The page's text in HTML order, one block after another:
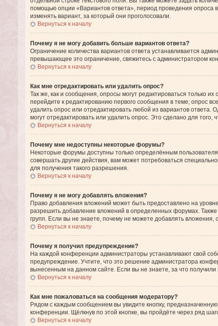
помощью опции «Вариантов ответа», период проведения опроса
изменять вариант, за который они проголосовали.
Вернуться к началу
Почему я не могу добавить больше вариантов ответа?
Ограничение количества вариантов ответа устанавливается
превышающее это ограничение, свяжитесь с администратором
Вернуться к началу
Как мне отредактировать или удалить опрос?
Так же, как и сообщения, опросы могут редактироваться только
перейдите к редактированию первого сообщения в теме; опрос
удалить опрос или отредактировать любой из вариантов ответа.
могут отредактировать или удалить опрос. Это сделано для
Вернуться к началу
Почему мне недоступны некоторые форумы?
Некоторые форумы доступны только определённым
совершать другие действия, вам может потребоваться
для получения такого разрешения.
Вернуться к началу
Почему я не могу добавлять вложения?
Право добавления вложений может быть предоставлено на
разрешить добавление вложений в определенных форумах.
групп. Если вы не знаете, почему не можете добавлять
Вернуться к началу
Почему я получил предупреждение?
На каждой конференции администраторы устанавливают свой
предупреждение. Учтите, что это решение администратора
вынесенным на данном сайте. Если вы не знаете, за что
Вернуться к началу
Как мне пожаловаться на сообщения модератору?
Рядом с каждым сообщением вы увидите кнопку,
конференции. Щёлкнув по этой кнопке, вы пройдёте через ряд
Вернуться к началу